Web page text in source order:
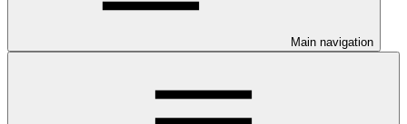
Main navigation